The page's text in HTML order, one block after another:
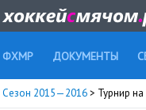
ФХМР ДОКУМЕНТЫ
Сезон 2015—2016> Турнир